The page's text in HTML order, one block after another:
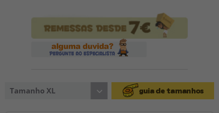
Tamanho XL guia de tamanhos